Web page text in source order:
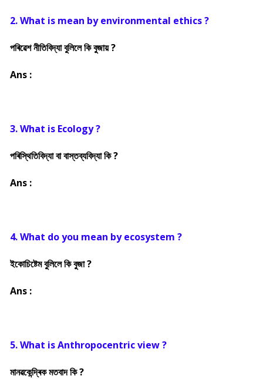
2. What is mean by environmental ethics ?
পৰিৱেশ নীতিবিদ্যা বুলিলে কি বুজায় ?
Ans :
3. What is Ecology ?
পৰিস্থিতিবিদ্যা বা বাস্তব্যবিদ্যা কি ?
Ans :
4. What do you mean by ecosystem ?
ইকোচিষ্টেম বুলিলে কি বুজা ?
Ans :
5. What is Anthropocentric view ?
মানৱকেন্দ্ৰিক মতবাদ কি ?